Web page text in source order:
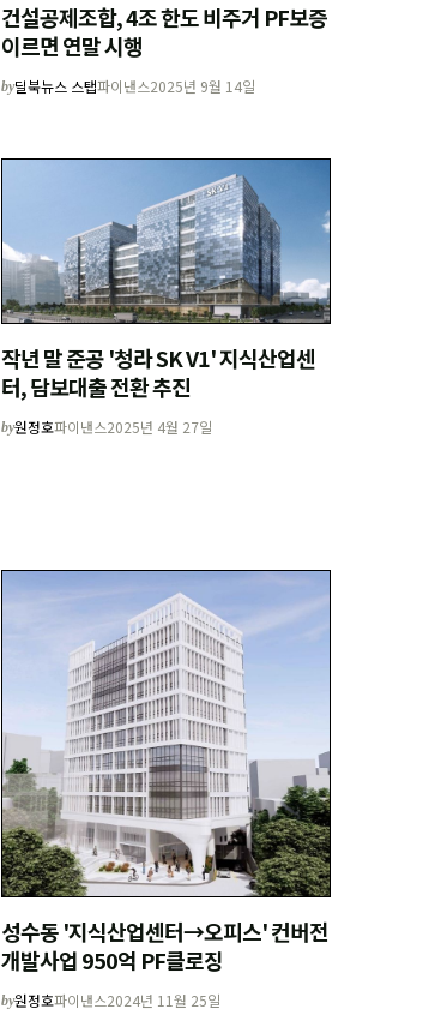
건설공제조합, 4조 한도 비주거 PF보증
이르면 연말 시행
by딜북뉴스 스탭파이낸스2025년 9월 14일
작년 말 준공 '청라 SK V1' 지식산업센
터, 담보대출 전환 추진
by원정호파이낸스2025년 4월 27일
성수동 '지식산업센터→오피스' 컨버전
개발사업 950억 PF클로징
by원정호파이낸스2024년 11월 25일